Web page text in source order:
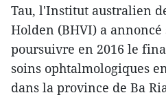
Tau, l'Institut australien
Holden (BHVI) a annoncé
poursuivre en 2016 le
soins ophtalmologiques
dans la province de Ba